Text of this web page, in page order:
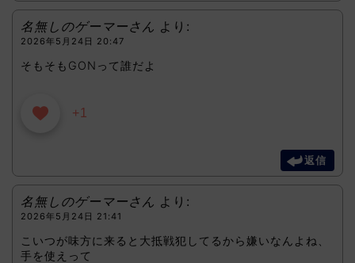
名無しのゲーマーさん より:
2026年5月24日 20:47
そもそもGONって誰だよ
+1
返信
名無しのゲーマーさん より:
2026年5月24日 21:41
こいつが味方に来ると大抵戦犯してるから嫌いなんよね、
手を使えって